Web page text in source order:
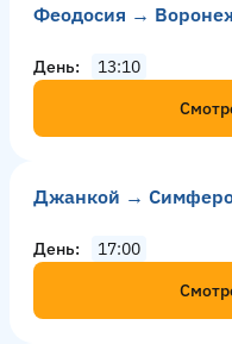
Феодосия →
День
13:10
Джанкой →
День
17:00